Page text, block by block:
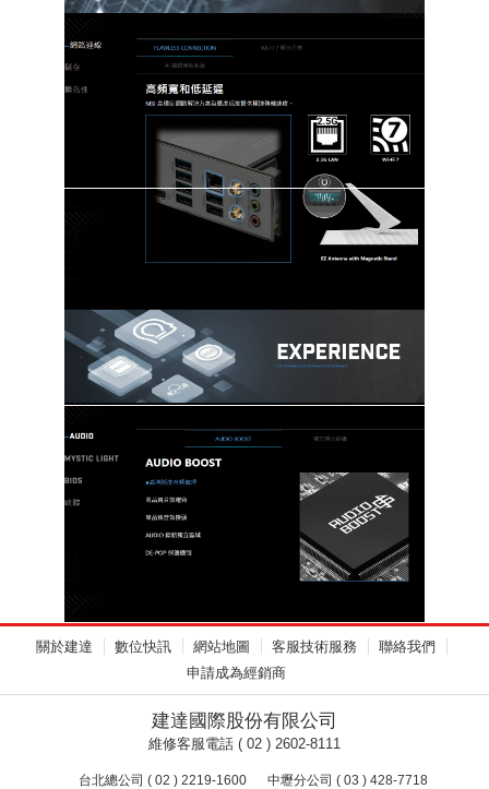
關於建達 數位快訊 網站地圖 客服技術服務
聯絡我們
申請成為經銷商
建達國際股份有限公司
維修客服電話 ( 02 ) 2602-8111
台北總公司 ( 02 ) 2219-1600
中壢分公司 ( 03 ) 428-7718